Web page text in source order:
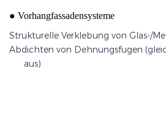
● Vorhangfassadensysteme
Strukturelle Verklebung von Glas-/
Abdichten von Dehnungsfugen
aus)